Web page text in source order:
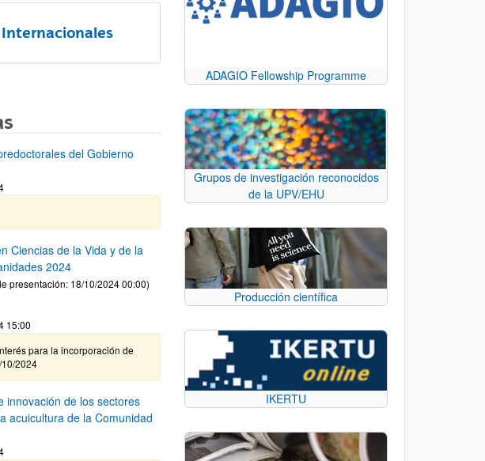
Internacionales
del Gobierno
Ciencias de la Vida y de la
2024
presentación: 18/10/2024 00:00)
15:00
para la incorporación de
2024
innovación de los sectores
acuicultura de la Comunidad
ADAGIO Fellowship Programme
Grupos de investigación reconocidos
de la UPV/EHU
Producción científica
IKERTU